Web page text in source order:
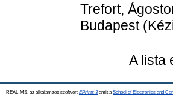
Trefort,
Budapest
A lista
REAL-MS, az alkalamzott szoftver: EPrints 3amit a School of Electronics and